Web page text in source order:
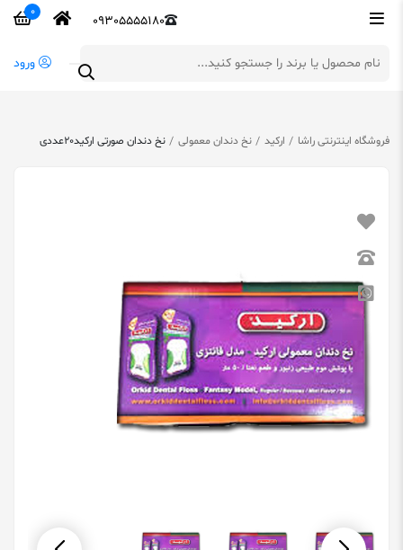
09305555180
0
ورود
فروشگاه اینترنتی راشا ارکید نخ دندان معمولی نخ دندان صورتی ارکید20عددی